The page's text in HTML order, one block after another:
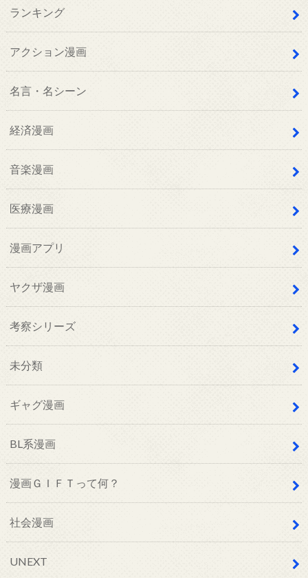
ランキング
アクション漫画
名言・名シーン
経済漫画
音楽漫画
医療漫画
漫画アプリ
ヤクザ漫画
考察シリーズ
未分類
ギャグ漫画
BL系漫画
漫画ＧＩＦＴって何？
社会漫画
UNEXT